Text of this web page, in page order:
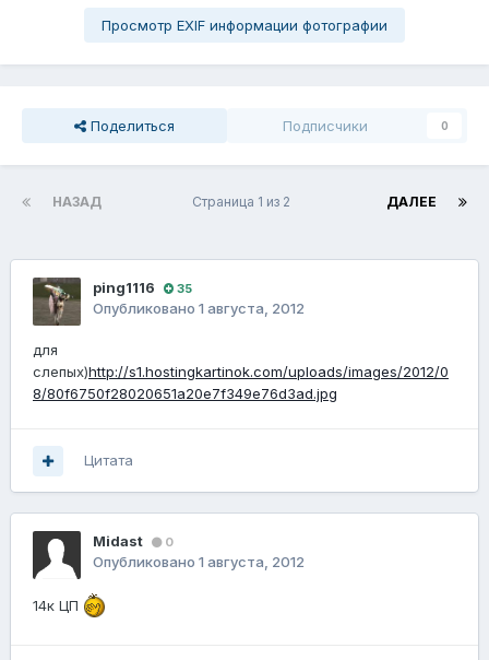
Просмотр EXIF информации фотографии
Поделиться Подписчики 0
НАЗАД ДАЛЕЕ
Страница 1 из 2
ping1116 35
Опубликовано 1 августа, 2012
для
слепых)http://s1.hostingkartinok.com/uploads/images/2012/0
8/80f6750f28020651a20e7f349e76d3ad.jpg
Цитата
Midast 0
Опубликовано 1 августа, 2012
14к ЦП